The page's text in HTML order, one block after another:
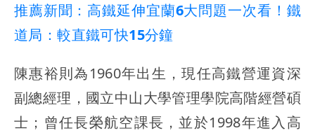
推薦新聞：高鐵延伸宜蘭6大問題一次看！鐵
道局：較直鐵可快15分鐘
陳惠裕則為1960年出生，現任高鐵營運資深
副總經理，國立中山大學管理學院高階經營碩
士；曾任長榮航空課長，並於1998年進入高